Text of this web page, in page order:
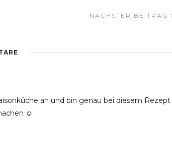
NÄCHSTER BEITRAG
an und bin genau bei diesem Rezept
☺